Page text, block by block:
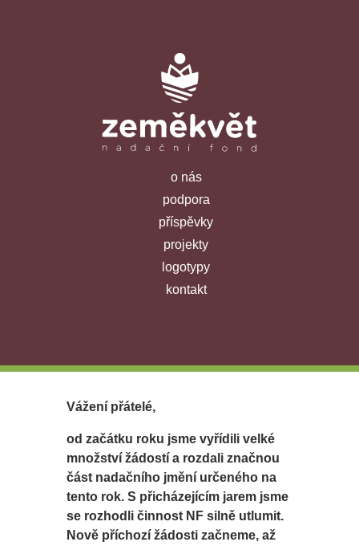
o nás
podpora
příspěvky
projekty
logotypy
kontakt
Vážení přátelé,
od začátku roku jsme vyřídili velké
množství žádostí a rozdali značnou
část nadačního jmění určeného na
tento rok. S přicházejícím jarem jsme
se rozhodli činnost NF silně utlumit.
Nově příchozí žádosti začneme, až